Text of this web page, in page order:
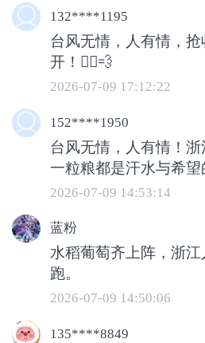
作。姜山镇农办主任林
镇级烘干中心，包括农
提前做好了准备。烘干
干的这些原材料都准备
粮站，做好收储准备工
的清空。”
连日来，温州瑞安市马
抓晴好天气，收割早熟
务中心通宵作业，粮食
闭环落实抢收、烘干、
工作，全力保障今夏
收、颗粒归仓。
132****1195
台风无情，人有情，
开！🏃‍♂️💨
2026-07-09 17:12:22
152****1950
台风无情，人有情！
一粒粮都是汗水与希望
2026-07-09 14:53:14
蓝粉
水稻葡萄齐上阵，浙
跑。
2026-07-09 14:50:06
135****8849